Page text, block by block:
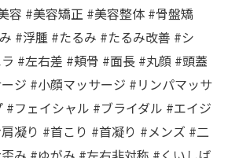
容 #美容矯正 #美容整体 #骨盤矯
#浮腫 #たるみ #たるみ改善 #シ
#左右差 #頬骨 #面長 #丸顔 #頭蓋
ジ #小顔マッサージ #リンパマッサ
#フェイシャル #ブライダル #エイジ
凝り #首こり #首凝り #メンズ #二